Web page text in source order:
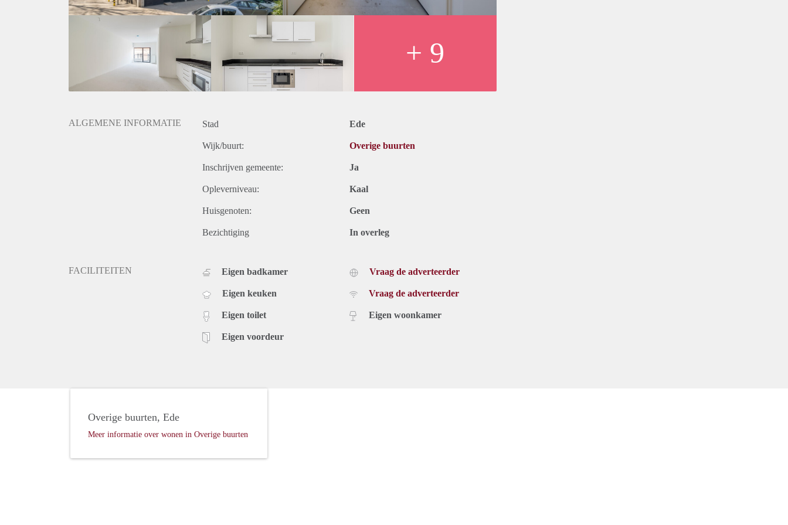
+ 9
ALGEMENE INFORMATIE Stad Ede
Wijk/buurt: Overige buurten
Inschrijven gemeente: Ja
Opleverniveau: Kaal
Huisgenoten: Geen
Bezichtiging In overleg
FACILITEITEN Eigen badkamer
Eigen keuken
Eigen toilet
Eigen voordeur
Vraag de adverteerder
Vraag de adverteerder
Eigen woonkamer
Overige buurten, Ede
Meer informatie over wonen in Overige buurten